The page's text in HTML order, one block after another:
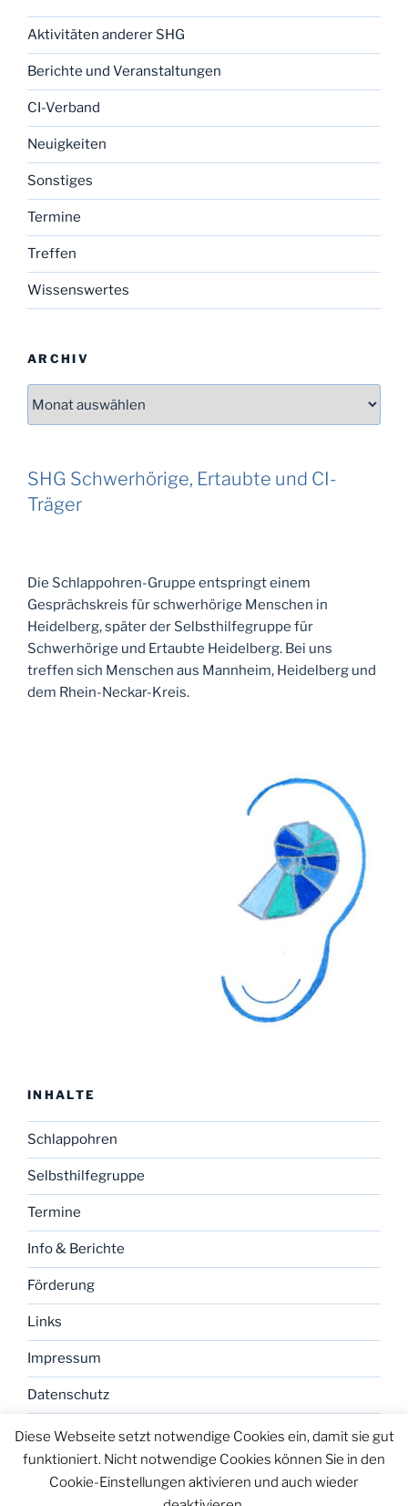
Aktivitäten anderer SHG
Berichte und Veranstaltungen
CI-Verband
Neuigkeiten
Sonstiges
Termine
Treffen
Wissenswertes
ARCHIV
SHG Schwerhörige, Ertaubte und CI-
Träger
Die Schlappohren-Gruppe entspringt einem
Gesprächskreis für schwerhörige Menschen in
Heidelberg, später der Selbsthilfegruppe für
Schwerhörige und Ertaubte Heidelberg. Bei uns
treffen sich Menschen aus Mannheim, Heidelberg und
dem Rhein-Neckar-Kreis.
INHALTE
Schlappohren
Selbsthilfegruppe
Termine
Info & Berichte
Förderung
Links
Impressum
Datenschutz
Diese Webseite setzt notwendige Cookies ein, damit sie gut
funktioniert. Nicht notwendige Cookies können Sie in den
Cookie-Einstellungen aktivieren und auch wieder